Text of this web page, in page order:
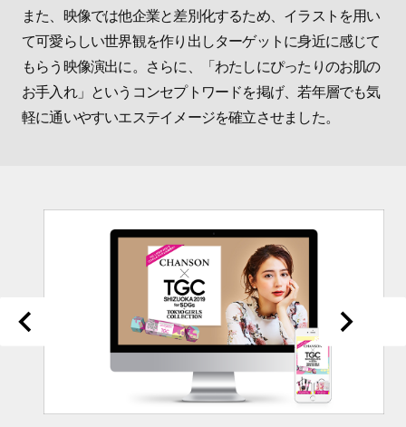
また、映像では他企業と差別化するため、イラストを用い
て可愛らしい世界観を作り出しターゲットに身近に感じて
もらう映像演出に。さらに、「わたしにぴったりのお肌の
お手入れ」というコンセプトワードを掲げ、若年層でも気
軽に通いやすいエステイメージを確立させました。